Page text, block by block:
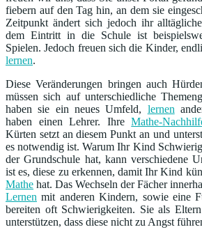
fiebern auf den Tag hin, an dem sie
Zeitpunkt ändert sich jedoch ihr
dem Eintritt in die Schule ist
Spielen. Jedoch freuen sich die Kinder,
lernen.
Diese Veränderungen bringen auch
müssen sich auf unterschiedliche
haben sie ein neues Umfeld, lernen
haben einen Lehrer. IhreMathe-
Kürten setzt an diesem Punkt an und
es notwendig ist. Warum Ihr Kind
der Grundschule hat, kann verschiedene
ist es, diese zu erkennen, damit Ihr Kind
Mathe hat. Das Wechseln der Fächer
Lernen mit anderen Kindern, sowie eine
bereiten oft Schwierigkeiten. Sie als
unterstützen, dass diese nicht zu Angst